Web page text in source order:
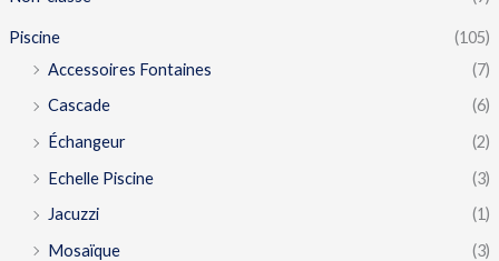
Piscine
(105)
Accessoires Fontaines
(7)
Cascade
(6)
Échangeur
(2)
Echelle Piscine
(3)
Jacuzzi
(1)
Mosaïque
(3)